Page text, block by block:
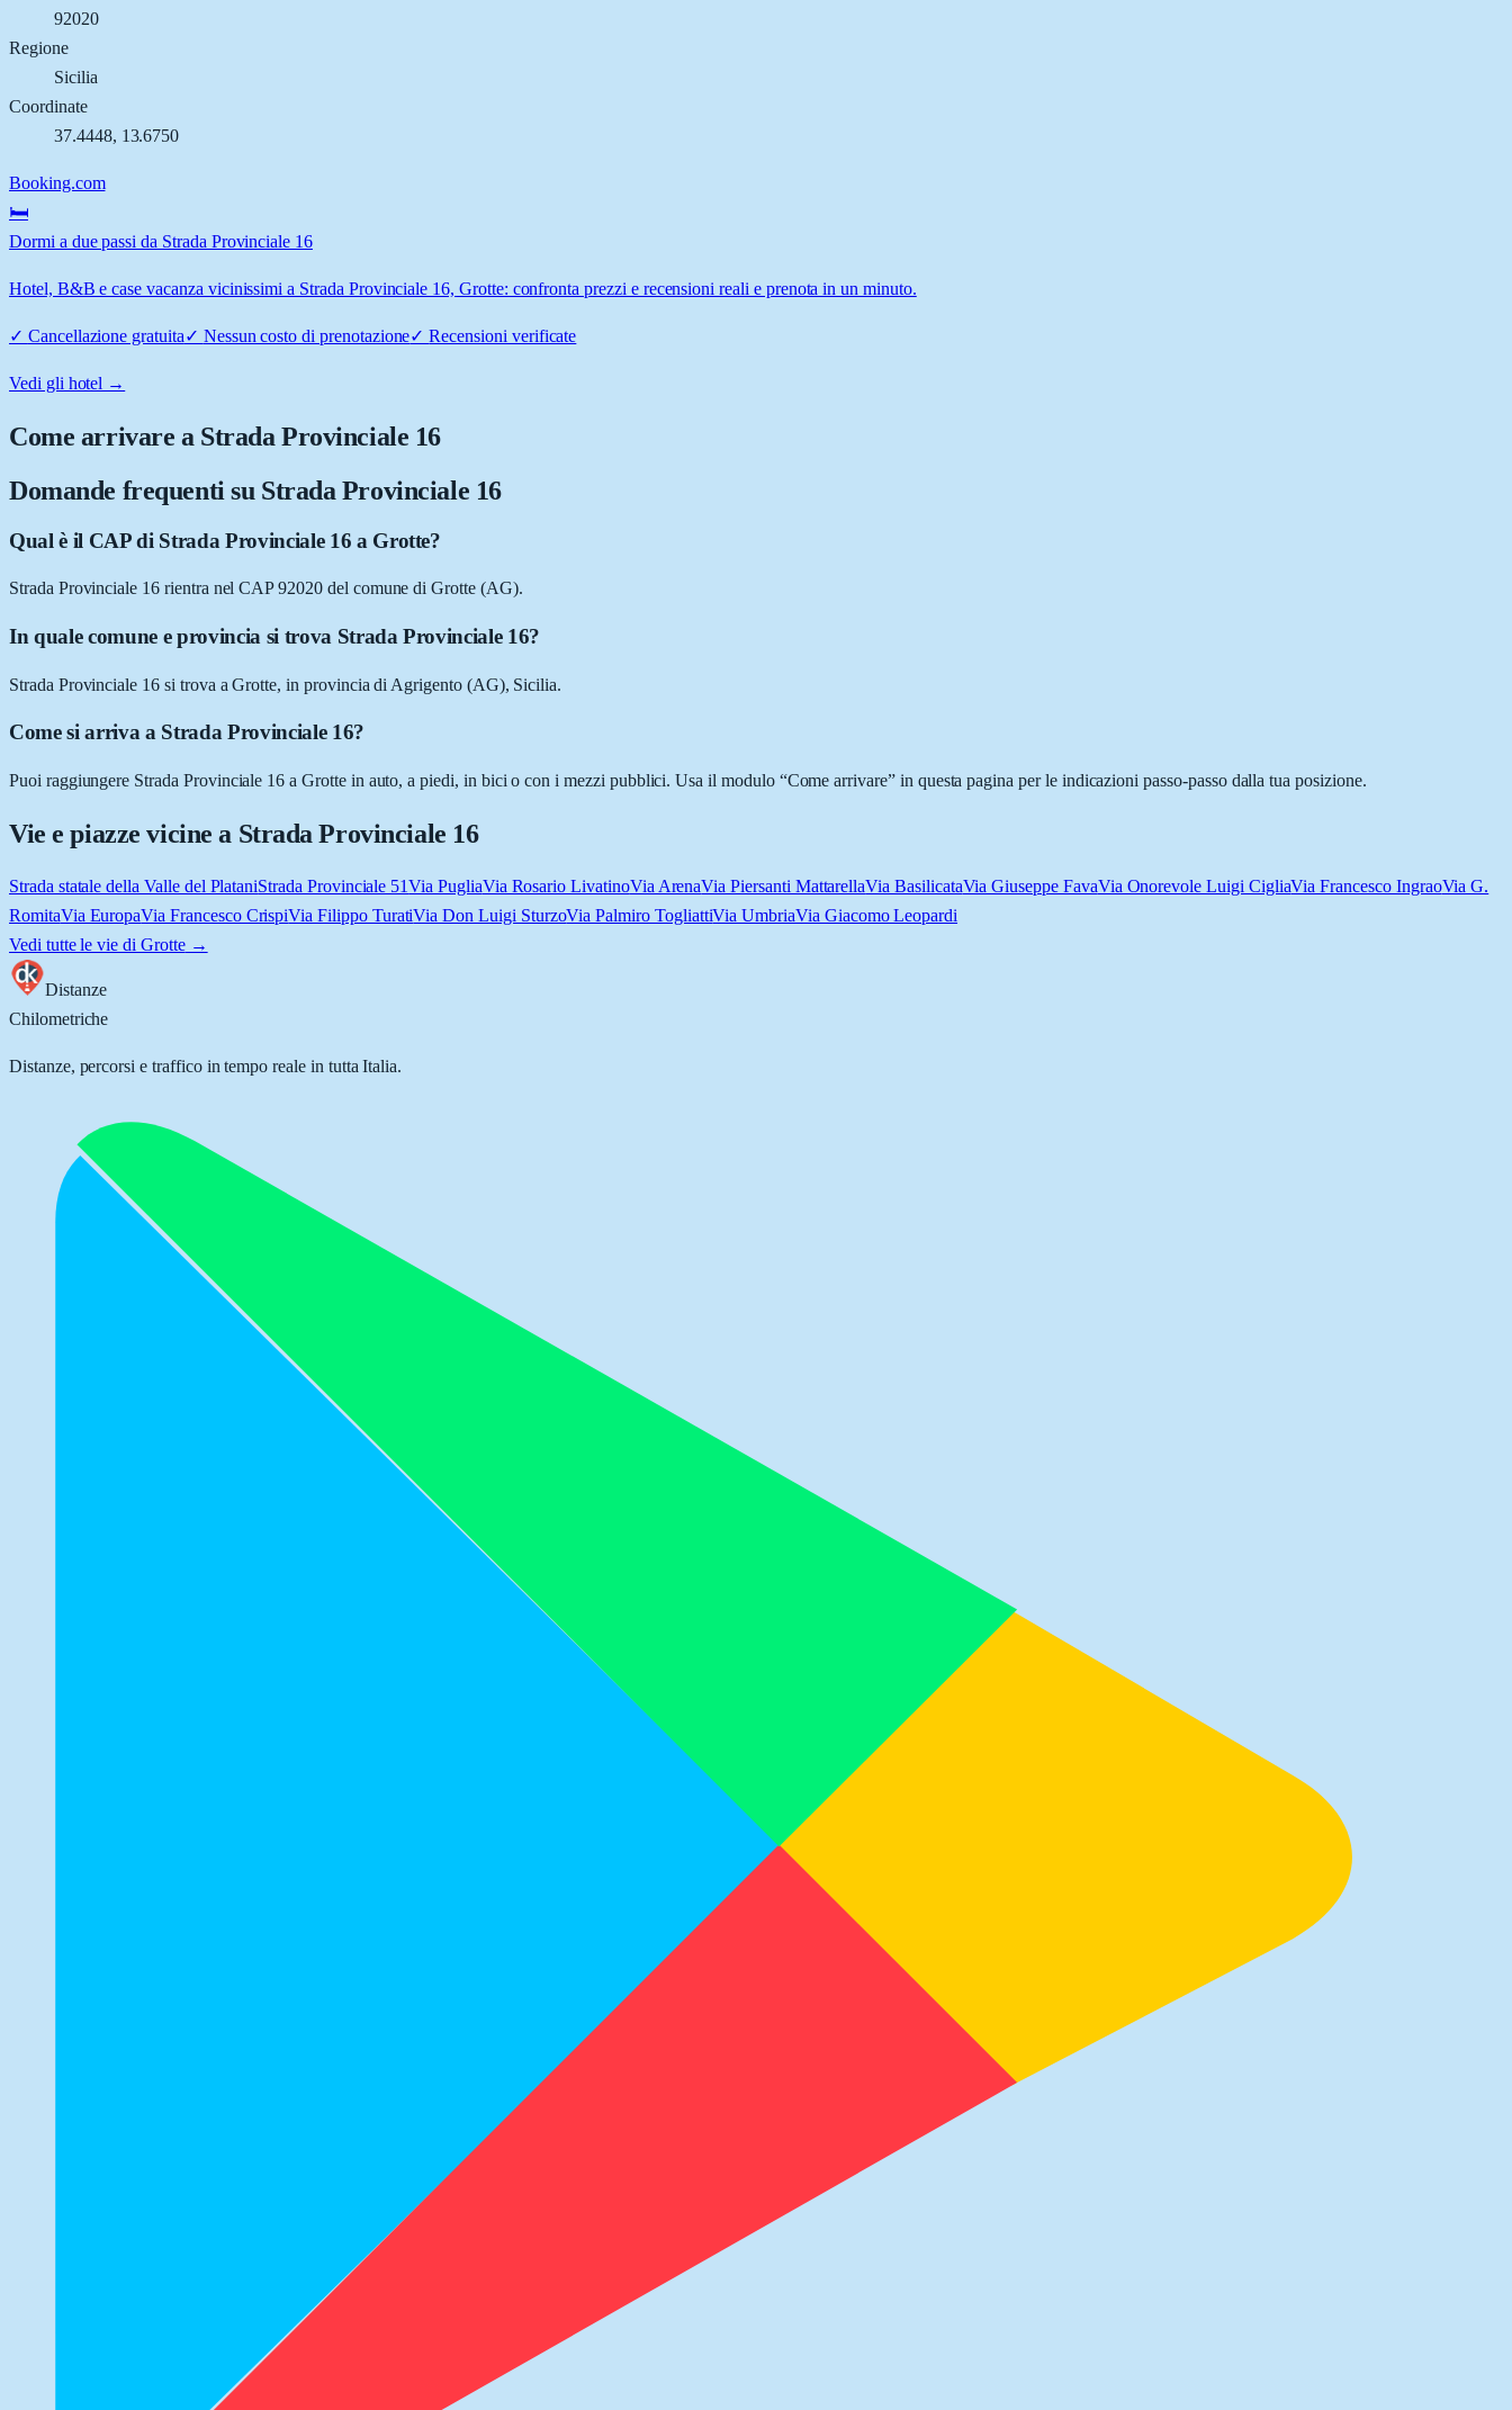
92020
Regione
Sicilia
Coordinate
37.4448, 13.6750
Booking.com
🛏️
Dormi a due passi da Strada Provinciale 16
Hotel, B&B e case vacanza vicinissimi a Strada Provinciale 16, Grotte: confronta prezzi e recensioni reali e prenota in un minuto.
✓ Cancellazione gratuita✓ Nessun costo di prenotazione✓Recensioni verificate
Vedi gli hotel →
Come arrivare a Strada Provinciale 16
Domande frequenti su Strada Provinciale 16
Qual è il CAP di Strada Provinciale 16 a Grotte?
Strada Provinciale 16 rientra nel CAP 92020 del comune di Grotte (AG).
In quale comune e provincia si trova Strada Provinciale 16?
Strada Provinciale 16 si trova a Grotte, in provincia di Agrigento (AG), Sicilia.
Come si arriva a Strada Provinciale 16?
Puoi raggiungere Strada Provinciale 16 a Grotte in auto, a piedi, in bici o con i mezzi pubblici. Usa il modulo “Come arrivare” in questa pagina per le indicazioni passo-passo dalla tua posizione.
Vie e piazze vicine a Strada Provinciale 16
Strada statale della Valle del PlataniStrada Provinciale 51Via PugliaVia Rosario LivatinoVia ArenaVia Piersanti MattarellaVia BasilicataVia Giuseppe FavaVia Onorevole Luigi CigliaVia Francesco IngraoVia G.
RomitaVia EuropaVia Francesco CrispiVia Filippo TuratiVia Don Luigi SturzoVia Palmiro TogliattiVia UmbriaVia Giacomo Leopardi
Vedi tutte le vie di Grotte→
Distanze
Chilometriche
Distanze, percorsi e traffico in tempo reale in tutta Italia.